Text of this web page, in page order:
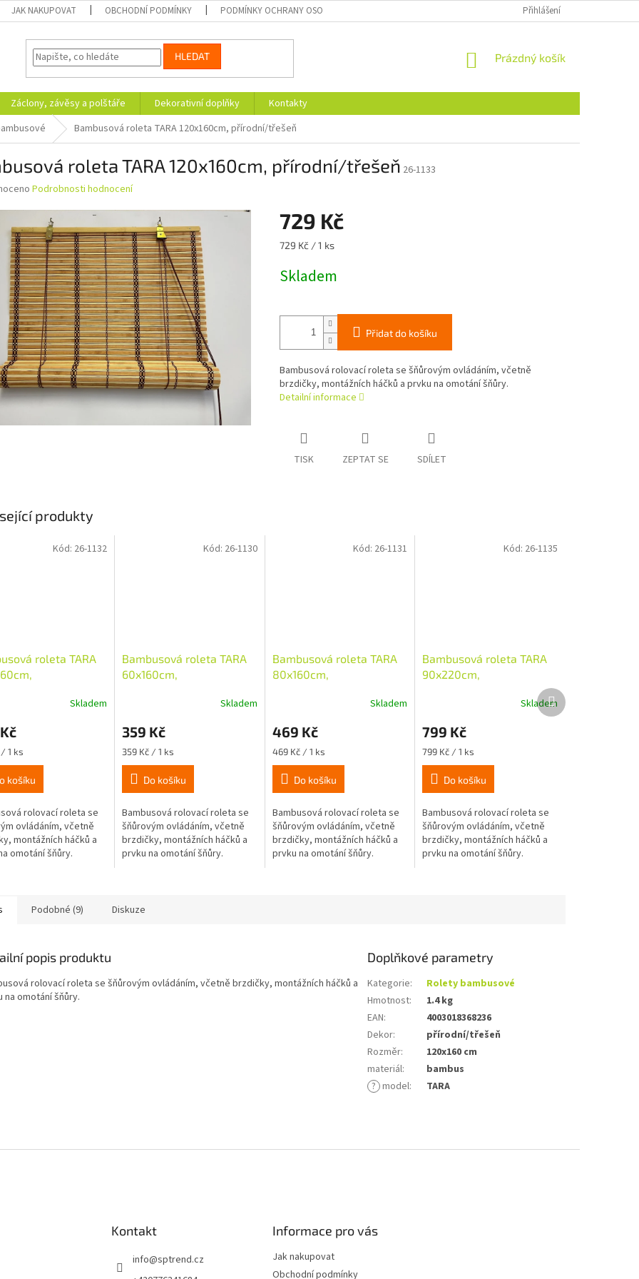
JAK NAKUPOVAT OBCHODNÍ PODMÍNKY PODMÍNKY OCHRANY OSOBNÍCH ÚDAJŮ FORMULÁŘ PRO
Přihlášení
HLEDAT
NÁKUPNÍ
Prázdný košík
Záclony, závěsy a polštáře Dekorativní doplňky
Kontakty
Bambusová roleta TARA 120x160cm, přírodní/třešeň
roleta TARA 120x160cm, přírodní/třešeň 26-1133
Podrobnosti hodnocení
729 Kč
Měrná
729 Kč / 1 ks
Skladem
Přidat do košíku
Bambusová rolovací roleta se šňůrovým ovládáním, včetně
brzdičky, montážních háčků a prvku na omotání šňůry.
Detailní informace
TISK ZEPTAT SE SDÍLET
produkty
roleta TARA
Skladem
1 ks
košíku
rolovací roleta se
ovládáním, včetně
montážních háčků a
omotání šňůry.
Kód: 26-1132
Bambusová roleta TARA
60x160cm,
Skladem
359 Kč
Měrná
cena:
359 Kč / 1 ks
Do košíku
Bambusová rolovací roleta se
šňůrovým ovládáním, včetně
brzdičky, montážních háčků a
prvku na omotání šňůry.
Kód: 26-1130
Bambusová roleta TARA
80x160cm,
Skladem
469 Kč
Měrná
cena:
469 Kč / 1 ks
Do košíku
Bambusová rolovací roleta se
šňůrovým ovládáním, včetně
brzdičky, montážních háčků a
prvku na omotání šňůry.
Kód: 26-1131
Bambusová roleta TARA
90x220cm,
Skladem
799 Kč
Měrná
cena:
799 Kč / 1 ks
Do košíku
Bambusová rolovací roleta se
šňůrovým ovládáním, včetně
brzdičky, montážních háčků a
prvku na omotání šňůry.
Kód: 26-1135
Další
produkt
Podobné (9) Diskuze
popis produktu
rolovací roleta se šňůrovým ovládáním, včetně brzdičky, montážních háčků a
na omotání šňůry.
Doplňkové parametry
Kategorie:
Rolety bambusové
Hmotnost:
1.4 kg
EAN:
4003018368236
Dekor:
přírodní/třešeň
Rozměr:
120x160 cm
materiál:
bambus
? model: TARA
Kontakt
info@sptrend.cz
Informace pro vás
Jak nakupovat
Obchodní podmínky